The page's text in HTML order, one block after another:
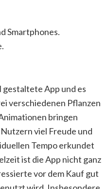
Smartphones.
App und es
verschiedenen Pflanzen
bringen
viel Freude und
Tempo erkundet
ist die App nicht ganz
vor dem Kauf gut